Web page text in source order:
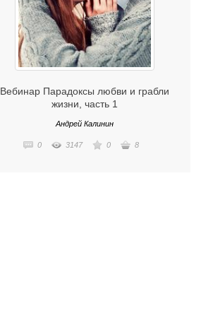
Вебинар Парадоксы любви и грабли
жизни, часть 1
Андрей Калинин
0 3147 0 8